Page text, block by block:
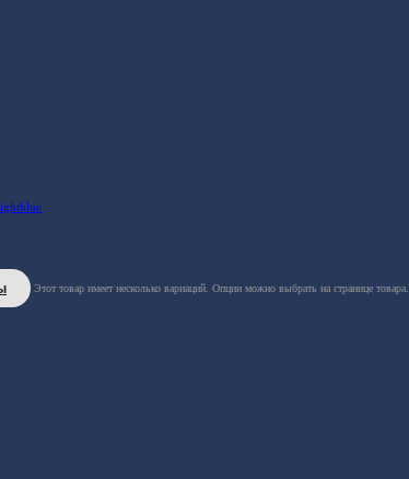
Этот товар имеет несколько вариаций. Опции можно выбрать на странице товара.